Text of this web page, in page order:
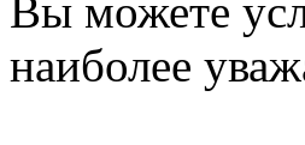
Вы можете
наиболее